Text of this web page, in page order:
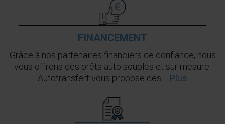
FINANCEMENT
Grâce à nos partenaires financiers de confiance, nous
vous offrons des prêts auto souples et sur mesure.
Autotransfert vous propose des ... Plus